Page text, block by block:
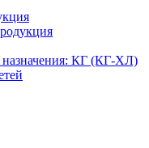
назначения: КГ (КГ-ХЛ)